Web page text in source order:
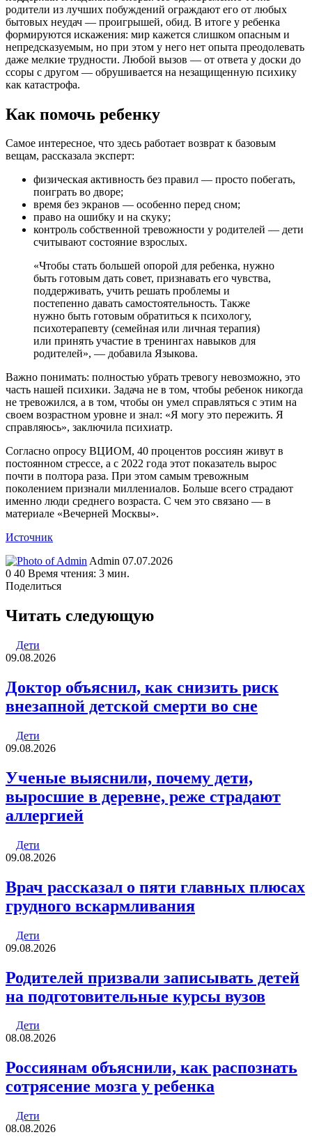
родители из лучших побуждений ограждают его от любых
бытовых неудач — проигрышей, обид. В итоге у ребенка
формируются искажения: мир кажется слишком опасным и
непредсказуемым, но при этом у него нет опыта преодолевать
даже мелкие трудности. Любой вызов — от ответа у доски до
ссоры с другом — обрушивается на незащищенную психику
как катастрофа.
Как помочь ребенку
Самое интересное, что здесь работает возврат к базовым
вещам, рассказала эксперт:
физическая активность без правил — просто побегать,
поиграть во дворе;
время без экранов — особенно перед сном;
право на ошибку и на скуку;
контроль собственной тревожности у родителей — дети
считывают состояние взрослых.
«Чтобы стать большей опорой для ребенка, нужно
быть готовым дать совет, признавать его чувства,
поддерживать, учить решать проблемы и
постепенно давать самостоятельность. Также
нужно быть готовым обратиться к психологу,
психотерапевту (семейная или личная терапия)
или принять участие в тренингах навыков для
родителей», — добавила Языкова.
Важно понимать: полностью убрать тревогу невозможно, это
часть нашей психики. Задача не в том, чтобы ребенок никогда
не тревожился, а в том, чтобы он умел справляться с этим на
своем возрастном уровне и знал: «Я могу это пережить. Я
справляюсь», заключила психиатр.
Согласно опросу ВЦИОМ, 40 процентов россиян живут в
постоянном стрессе, а с 2022 года этот показатель вырос
почти в полтора раза. При этом самым тревожным
поколением признали миллениалов. Больше всего страдают
именно люди среднего возраста. С чем это связано — в
материале «Вечерней Москвы».
Источник
Admin Send
an
07.07.2026
0 40 Время чтения: 3 мин.
Поделиться
через
электронную
Читать следующую
Дети
09.08.2026
Доктор объяснил, как снизить риск
внезапной детской смерти во сне
Дети
09.08.2026
Ученые выяснили, почему дети,
выросшие в деревне, реже страдают
аллергией
Дети
09.08.2026
Врач рассказал о пяти главных плюсах
грудного вскармливания
Дети
09.08.2026
Родителей призвали записывать детей
на подготовительные курсы вузов
Дети
08.08.2026
Россиянам объяснили, как распознать
сотрясение мозга у ребенка
Дети
08.08.2026